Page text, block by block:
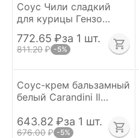
Соус Чили сладкий
для курицы Гензо
Тайланд 2,35 кг
772.65 ₽за 1 шт.
811.20₽ -5%
Соус-крем бальзамный
белый Carandini Il
643.82 ₽за 1 шт.
676.00₽ -5%